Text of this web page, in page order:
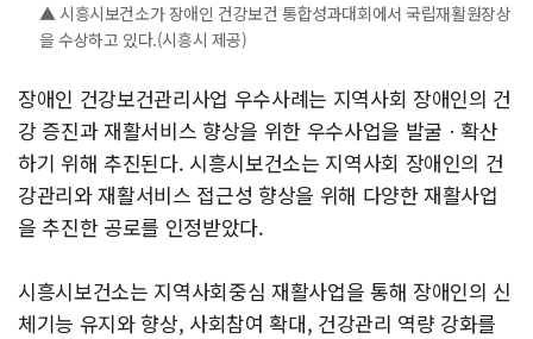
▲ 시흥시보건소가 장애인 건강보건 통합성과대회에서 국립재활원장상
을 수상하고 있다.(시흥시 제공)
장애인 건강보건관리사업 우수사례는 지역사회 장애인의 건
강 증진과 재활서비스 향상을 위한 우수사업을 발굴ㆍ확산
하기 위해 추진된다. 시흥시보건소는 지역사회 장애인의 건
강관리와 재활서비스 접근성 향상을 위해 다양한 재활사업
을 추진한 공로를 인정받았다.
시흥시보건소는 지역사회중심 재활사업을 통해 장애인의 신
체기능 유지와 향상, 사회참여 확대, 건강관리 역량 강화를